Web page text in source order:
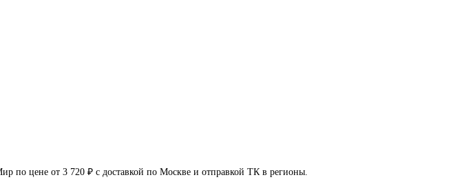
по цене от 3 720 ₽ с доставкой по Москве и отправкой ТК в регионы.